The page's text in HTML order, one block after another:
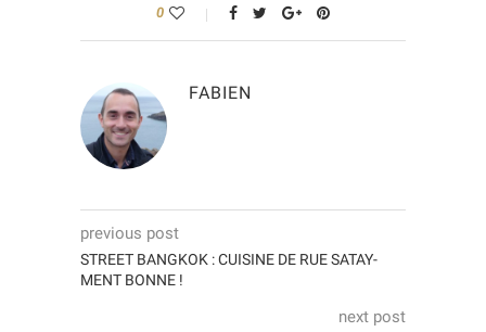
0
FABIEN
previous post
STREET BANGKOK : CUISINE DE RUE SATAY-
MENT BONNE !
next post